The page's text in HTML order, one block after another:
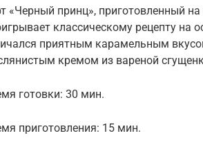
«Черный принц», приготовленный
классическому рецепту на
приятным карамельным
кремом из вареной
готовки: 30 мин.
приготовления: 15 мин.